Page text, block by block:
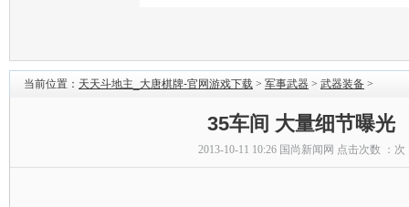
当前位置： 天天斗地主_大唐棋牌-官网游戏下载 > 军事武器 > 武器装备 >
35车间 大量细节曝光
2013-10-11 10:26 国尚新闻网 点击次数 ： 次